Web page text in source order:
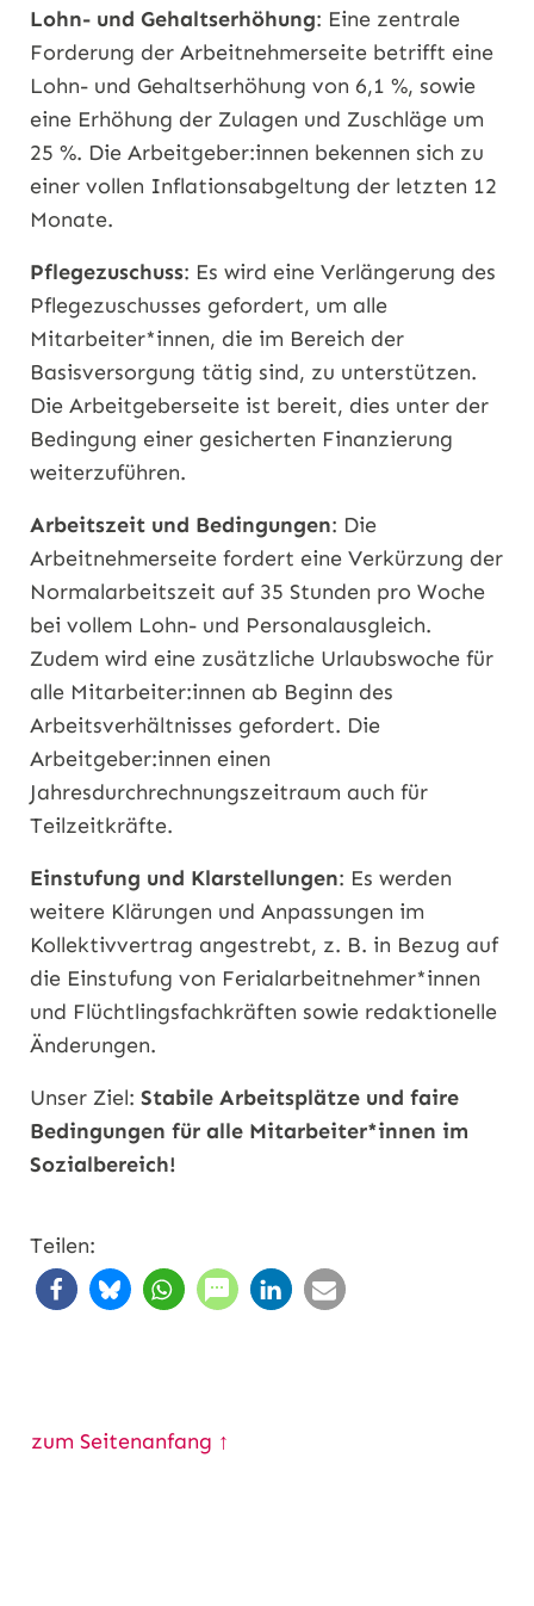
Lohn- und Gehaltserhöhung: Eine zentrale
Forderung der Arbeitnehmerseite betrifft eine
Lohn- und Gehaltserhöhung von 6,1 %, sowie
eine Erhöhung der Zulagen und Zuschläge um
25 %. Die Arbeitgeber:innen bekennen sich zu
einer vollen Inflationsabgeltung der letzten 12
Monate.
Pflegezuschuss: Es wird eine Verlängerung des
Pflegezuschusses gefordert, um alle
Mitarbeiter*innen, die im Bereich der
Basisversorgung tätig sind, zu unterstützen.
Die Arbeitgeberseite ist bereit, dies unter der
Bedingung einer gesicherten Finanzierung
weiterzuführen.
Arbeitszeit und Bedingungen: Die
Arbeitnehmerseite fordert eine Verkürzung der
Normalarbeitszeit auf 35 Stunden pro Woche
bei vollem Lohn- und Personalausgleich.
Zudem wird eine zusätzliche Urlaubswoche für
alle Mitarbeiter:innen ab Beginn des
Arbeitsverhältnisses gefordert. Die
Arbeitgeber:innen einen
Jahresdurchrechnungszeitraum auch für
Teilzeitkräfte.
Einstufung und Klarstellungen: Es werden
weitere Klärungen und Anpassungen im
Kollektivvertrag angestrebt, z. B. in Bezug auf
die Einstufung von Ferialarbeitnehmer*innen
und Flüchtlingsfachkräften sowie redaktionelle
Änderungen.
Unser Ziel: Stabile Arbeitsplätze und faire
Bedingungen für alle Mitarbeiter*innen im
Sozialbereich!
Teilen:
zum Seitenanfang ↑